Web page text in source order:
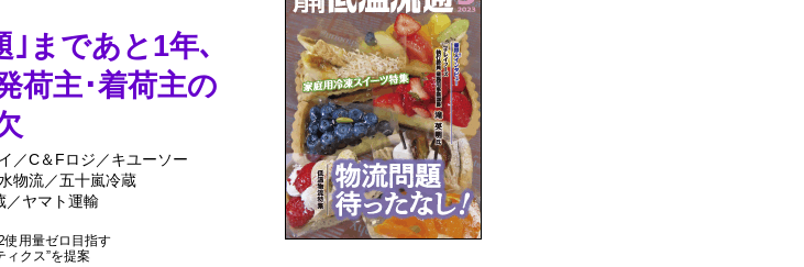
｣まであと1年､
荷主･着荷主の
／C＆Fロジ／キユーソー
物流／五十嵐冷蔵
／ヤマト運輸
用量ゼロ目指す
クス”を提案